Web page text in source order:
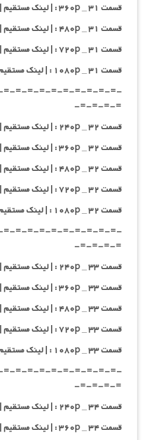
قسمت ۳۱ _ ۳۶۰p : | لینک مستقیم | دوبله فارسی
قسمت ۳۱ _ ۴۸۰p : | لینک مستقیم | دوبله فارسی
قسمت ۳۱ _ ۷۲۰p : | لینک مستقیم | دوبله فارسی
قسمت ۳۱ _ ۱۰۸۰p : | لینک مستقیم | دوبله فارسی
=-=-=-=-=-=-=-=-=-
=-=-=-=-
قسمت ۳۲ _ ۲۴۰p : | لینک مستقیم | دوبله فارسی
قسمت ۳۲ _ ۳۶۰p : | لینک مستقیم | دوبله فارسی
قسمت ۳۲ _ ۴۸۰p : | لینک مستقیم | دوبله فارسی
قسمت ۳۲ _ ۷۲۰p : | لینک مستقیم | دوبله فارسی
قسمت ۳۲ _ ۱۰۸۰p : | لینک مستقیم | دوبله فارسی
=-=-=-=-=-=-=-=-=-
=-=-=-=-
قسمت ۳۳ _ ۲۴۰p : | لینک مستقیم | دوبله فارسی
قسمت ۳۳ _ ۳۶۰p : | لینک مستقیم | دوبله فارسی
قسمت ۳۳ _ ۴۸۰p : | لینک مستقیم | دوبله فارسی
قسمت ۳۳ _ ۷۲۰p : | لینک مستقیم | دوبله فارسی
قسمت ۳۳ _ ۱۰۸۰p : | لینک مستقیم | دوبله فارسی
=-=-=-=-=-=-=-=-=-
=-=-=-=-
قسمت ۳۴ _ ۲۴۰p : | لینک مستقیم | دوبله فارسی
قسمت ۳۴ _ ۳۶۰p : | لینک مستقیم | دوبله فارسی